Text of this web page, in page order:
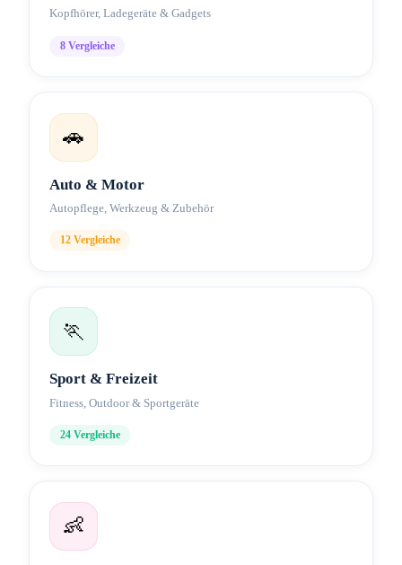
Kopfhörer, Ladegeräte & Gadgets
8 Vergleiche
🚗
Auto & Motor
Autopflege, Werkzeug & Zubehör
12 Vergleiche
🏃
Sport & Freizeit
Fitness, Outdoor & Sportgeräte
24 Vergleiche
👶